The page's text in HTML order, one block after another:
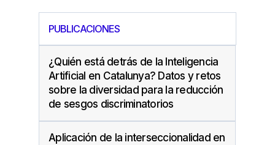
PUBLICACIONES
¿Quién está detrás de la Inteligencia
Artificial en Catalunya? Datos y retos
sobre la diversidad para la reducción
de sesgos discriminatorios
Aplicación de la interseccionalidad en